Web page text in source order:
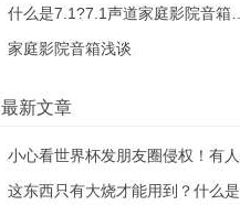
什么是7.1?7.1声道家庭影院音箱摆放小常识
家庭影院音箱浅谈
最新文章
小心看世界杯发朋友圈侵权！有人被判赔108万
这东西只有大烧才能用到？什么是XLR接口？平衡音频信号线、低